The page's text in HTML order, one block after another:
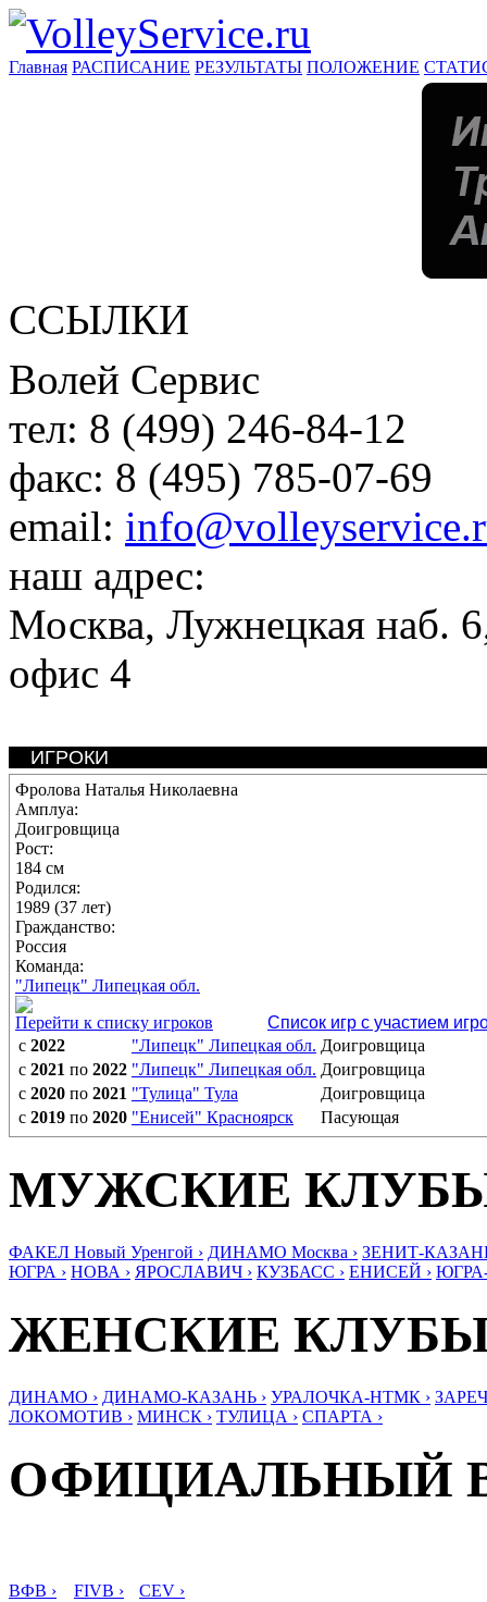
Главная РАСПИСАНИЕ РЕЗУЛЬТАТЫ ПОЛОЖЕНИЕ
ССЫЛКИ
Волей Сервис
тел: 8 (499) 246-84-12
факс: 8 (495) 785-07-69
email:
наш адрес:
Москва, Лужнецкая наб.
офис 4
ИГРОКИ
Фролова Наталья Николаевна
Амплуа:
Доигровщица
Рост:
184 см
Родился:
1989 (37 лет)
Гражданство:
Россия
Команда:
"Липецк" Липецкая обл.
Перейти к списку игроков
Список игр с участием
с 2022 "Липецк" Липецкая обл. Доигровщица
с 2021 по 2022 "Липецк" Липецкая обл. Доигровщица
с 2020 по 2021 "Тулица" Тула
Доигровщица
с 2019 по 2020 "Енисей" Красноярск Пасующая
МУЖСКИЕ
ФАКЕЛ Новый Уренгой › ДИНАМО Москва › ЗЕНИТ-
ЮГРА › НОВА › ЯРОСЛАВИЧ › КУЗБАСС › ЕНИСЕЙ ›
ЖЕНСКИЕ
ДИНАМО › ДИНАМО-КАЗАНЬ › УРАЛОЧКА-НТМК ›
ЛОКОМОТИВ › МИНСК › ТУЛИЦА › СПАРТА ›
ОФИЦИАЛЬНЫЙ
ВФВ › FIVB › CEV ›